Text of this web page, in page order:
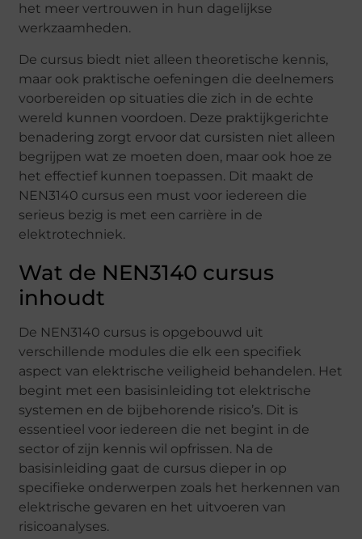
het meer vertrouwen in hun dagelijkse
werkzaamheden.
De cursus biedt niet alleen theoretische kennis,
maar ook praktische oefeningen die deelnemers
voorbereiden op situaties die zich in de echte
wereld kunnen voordoen. Deze praktijkgerichte
benadering zorgt ervoor dat cursisten niet alleen
begrijpen wat ze moeten doen, maar ook hoe ze
het effectief kunnen toepassen. Dit maakt de
NEN3140 cursus een must voor iedereen die
serieus bezig is met een carrière in de
elektrotechniek.
Wat de NEN3140 cursus
inhoudt
De NEN3140 cursus is opgebouwd uit
verschillende modules die elk een specifiek
aspect van elektrische veiligheid behandelen. Het
begint met een basisinleiding tot elektrische
systemen en de bijbehorende risico’s. Dit is
essentieel voor iedereen die net begint in de
sector of zijn kennis wil opfrissen. Na de
basisinleiding gaat de cursus dieper in op
specifieke onderwerpen zoals het herkennen van
elektrische gevaren en het uitvoeren van
risicoanalyses.